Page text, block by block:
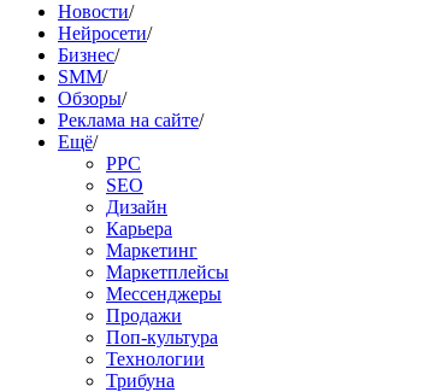
Новости/
Нейросети/
Бизнес/
SMM/
Обзоры/
Реклама на сайте/
Ещё/
PPC
SEO
Дизайн
Карьера
Маркетинг
Маркетплейсы
Мессенджеры
Продажи
Поп-культура
Технологии
Трибуна